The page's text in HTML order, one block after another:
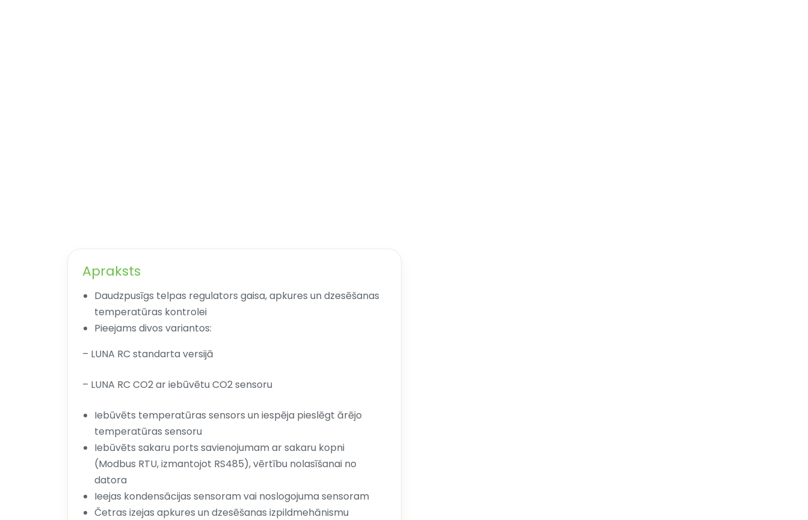
Apraksts
Daudzpusīgs telpas regulators gaisa, apkures un dzesēšanas
temperatūras kontrolei
Pieejams divos variantos:
– LUNA RC standarta versijā
– LUNA RC CO2 ar iebūvētu CO2 sensoru
Iebūvēts temperatūras sensors un iespēja pieslēgt ārējo
temperatūras sensoru
Iebūvēts sakaru ports savienojumam ar sakaru kopni
(Modbus RTU, izmantojot RS485), vērtību nolasīšanai no
datora
Ieejas kondensācijas sensoram vai noslogojuma sensoram
Četras izejas apkures un dzesēšanas izpildmehānismu